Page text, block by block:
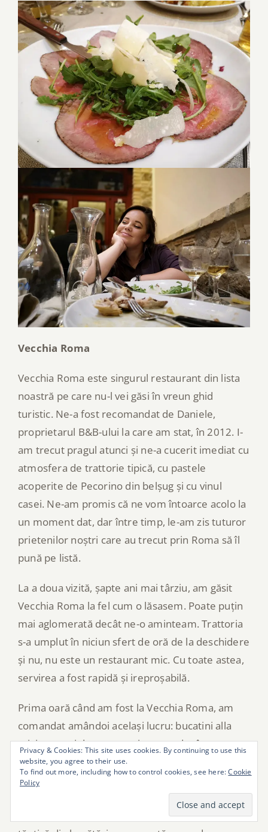
Vecchia Roma
Vecchia Roma este singurul restaurant din lista
noastră pe care nu-l vei găsi în vreun ghid
turistic. Ne-a fost recomandat de Daniele,
proprietarul B&B-ului la care am stat, în 2012. I-
am trecut pragul atunci și ne-a cucerit imediat cu
atmosfera de trattorie tipică, cu pastele
acoperite de Pecorino din belșug și cu vinul
casei. Ne-am promis că ne vom întoarce acolo la
un moment dat, dar între timp, le-am zis tuturor
prietenilor noștri care au trecut prin Roma să îl
pună pe listă.
La a doua vizită, șapte ani mai târziu, am găsit
Vecchia Roma la fel cum o lăsasem. Poate puțin
mai aglomerată decât ne-o aminteam. Trattoria
s-a umplut în niciun sfert de oră de la deschidere
și nu, nu este un restaurant mic. Cu toate astea,
servirea a fost rapidă și ireproșabilă.
Prima oară când am fost la Vecchia Roma, am
comandat amândoi același lucru: bucatini alla
gricia, un soi de paste mai groase decât
spaghetele, gătite într-un sos bogat în Pecorino
Romano și șuncă (pancetta sau guanciale), peste
care am presărat, evident, și mai mult Pecorino.
În timp ce mâncam, la o masă de lângă apare o
Privacy & Cookies: This site uses cookies. By continuing to use this
website, you agree to their use.
To find out more, including how to control cookies, see here:Cookie
Policy